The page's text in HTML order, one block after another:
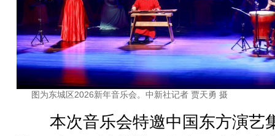
图为东城区2026新年音乐会。中新社记者 贾天勇 摄
本次音乐会特邀中国东方演艺